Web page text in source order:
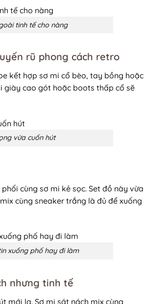
tinh tế cho nàng
rũ phong cách retro
kết hợp sơ mi cổ bèo, tay bồng hoặc
giày cao gót hoặc boots thấp cổ sẽ
vừa cuốn hút
cùng sơ mi kẻ sọc. Set đồ này vừa
cùng sneaker trắng là đủ để xuống
xuống phố hay đi làm
nhưng tinh tế
mới lạ. Sơ mi sát nách mix cùng